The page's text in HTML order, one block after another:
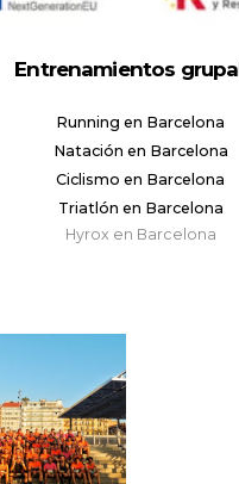
Entrenamientos
Running en Barcelona
Natación en Barcelona
Ciclismo en Barcelona
Triatlón en Barcelona
Hyrox en Barcelona